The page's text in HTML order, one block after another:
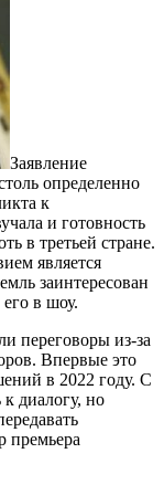
Заявление
определенно
к
и готовность
в третьей стране.
является
заинтересован
в шоу.
переговоры из-за
Впервые это
в 2022 году. С
диалогу, но
премьера